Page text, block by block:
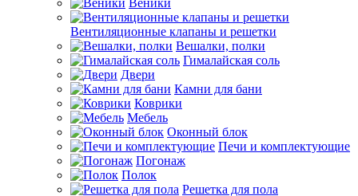
Веники
Вентиляционные клапаны и решетки
Вешалки, полки
Гималайская соль
Двери
Камни для бани
Коврики
Мебель
Оконный блок
Печи и комплектующие
Погонаж
Полок
Решетка для пола